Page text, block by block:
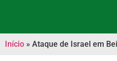
Início » Ataque de Israel em